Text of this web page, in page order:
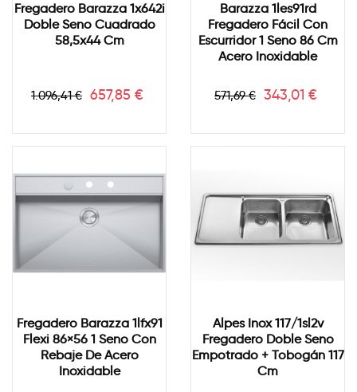
Fregadero Barazza 1x642i
Doble Seno Cuadrado
58,5x44 Cm
Precio
1.096,41 € Precio
657,85 €
Barazza 1les91rd
Fregadero Fácil Con
Escurridor 1 Seno 86 Cm
Acero Inoxidable
Precio
571,69 € Precio
343,01 €
Fregadero Barazza 1lfx91
Flexi 86×56 1 Seno Con
Rebaje De Acero
Inoxidable
Alpes Inox 117/1sl2v
Fregadero Doble Seno
Empotrado + Tobogán 117
Cm